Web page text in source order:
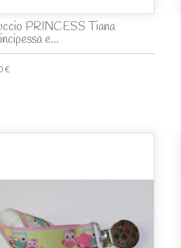
PRINCESS Tiana
e...
€